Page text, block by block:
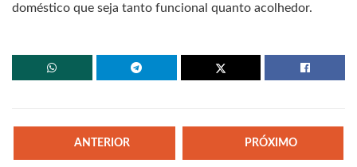
doméstico que seja tanto funcional quanto acolhedor.
ANTERIOR PRÓXIMO